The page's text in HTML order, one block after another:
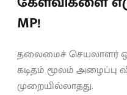
MP!
தலைமைச் செயலாளர்
கடிதம் மூலம் அழைப்பு
முறையில்லாதது.